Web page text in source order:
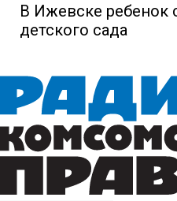
В Ижевске ребенок
детского сада